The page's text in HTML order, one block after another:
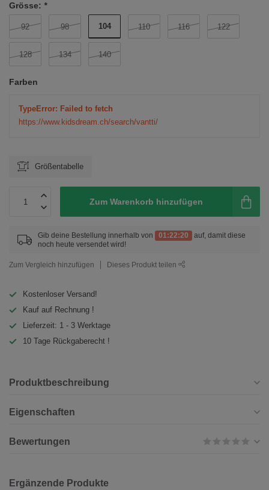
Grösse: *
92 98 104 110 116 122
128 134 140
Farben
TypeError: Failed to fetch
https://www.kidsdream.ch/search/vantti/
Größentabelle
Zum Warenkorb hinzufügen
Gib deine Bestellung innerhalb von 01:22:20
auf, damit diese
noch heute versendet wird!
Zum Vergleich hinzufügen Dieses Produkt teilen
Kostenloser Versand!
Kauf auf Rechnung !
Lieferzeit: 1 - 3 Werktage
10 Tage Rückgaberecht !
Produktbeschreibung
Eigenschaften
Bewertungen
Ergänzende Produkte